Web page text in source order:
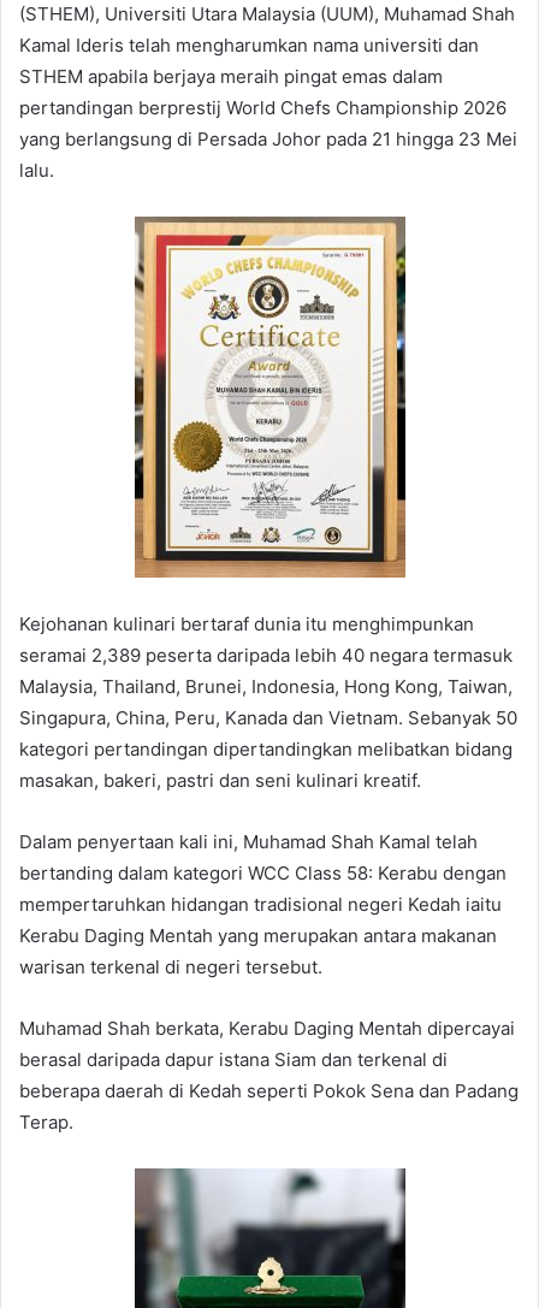
(STHEM), Universiti Utara Malaysia (UUM), Muhamad Shah
Kamal Ideris telah mengharumkan nama universiti dan
STHEM apabila berjaya meraih pingat emas dalam
pertandingan berprestij World Chefs Championship 2026
yang berlangsung di Persada Johor pada 21 hingga 23 Mei
lalu.
Kejohanan kulinari bertaraf dunia itu menghimpunkan
seramai 2,389 peserta daripada lebih 40 negara termasuk
Malaysia, Thailand, Brunei, Indonesia, Hong Kong, Taiwan,
Singapura, China, Peru, Kanada dan Vietnam. Sebanyak 50
kategori pertandingan dipertandingkan melibatkan bidang
masakan, bakeri, pastri dan seni kulinari kreatif.
Dalam penyertaan kali ini, Muhamad Shah Kamal telah
bertanding dalam kategori WCC Class 58: Kerabu dengan
mempertaruhkan hidangan tradisional negeri Kedah iaitu
Kerabu Daging Mentah yang merupakan antara makanan
warisan terkenal di negeri tersebut.
Muhamad Shah berkata, Kerabu Daging Mentah dipercayai
berasal daripada dapur istana Siam dan terkenal di
beberapa daerah di Kedah seperti Pokok Sena dan Padang
Terap.